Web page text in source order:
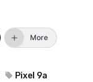
More
Pixel 9a